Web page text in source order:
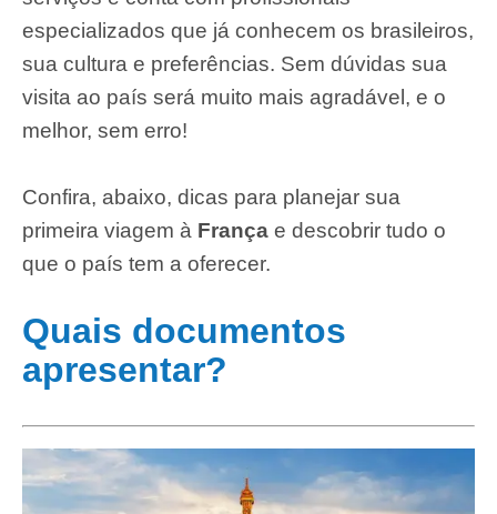
especializados que já conhecem os brasileiros,
sua cultura e preferências. Sem dúvidas sua
visita ao país será muito mais agradável, e o
melhor, sem erro!
Confira, abaixo, dicas para planejar sua
primeira viagem à França e descobrir tudo o
que o país tem a oferecer.
Quais documentos
apresentar?